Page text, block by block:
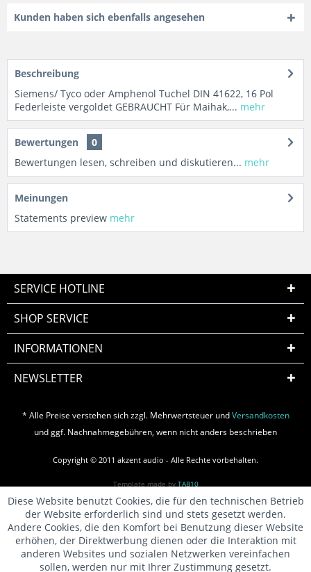
Kunden haben sich ebenfalls angesehen
Beschreibung
Siemens/ Tyco oder Amphenol Tuchel DIN 41622, 16 Pol
Federleiste vergoldet GEBRAUCHT Für Maihak,... mehr
Bewertungen
0
Bewertungen lesen, schreiben und diskutieren... mehr
Meinungen
Statements preview mehr
SERVICE HOTLINE
SHOP SERVICE
INFORMATIONEN
NEWSLETTER
* Alle Preise verstehen sich zzgl. Mehrwertsteuer undVersandkosten
und ggf. Nachnahmegebühren, wenn nicht anders beschrieben
Copyright © 2011 akzent audio - Alle Rechte vorbehalten.
Template made by TAB10
Diese Website benutzt Cookies, die für den technischen Betrieb
der Website erforderlich sind und stets gesetzt werden.
Andere Cookies, die den Komfort bei Benutzung dieser Website
erhöhen, der Direktwerbung dienen oder die Interaktion mit
anderen Websites und sozialen Netzwerken vereinfachen
sollen, werden nur mit Ihrer Zustimmung gesetzt.